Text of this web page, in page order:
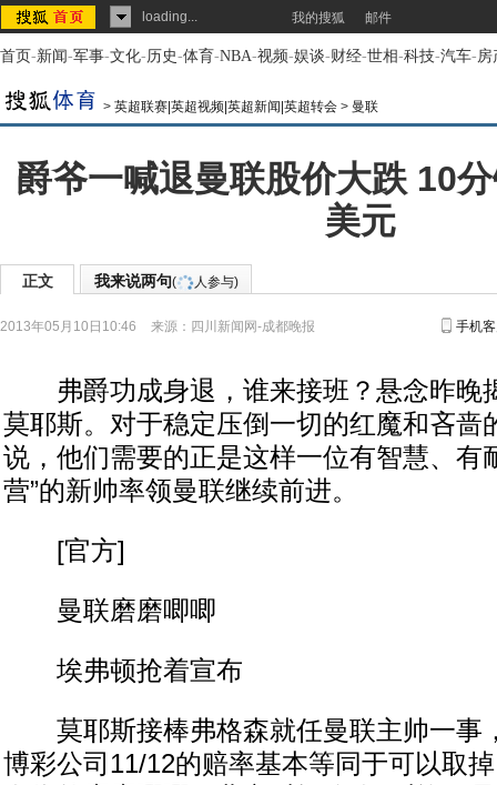
loading... 我的搜狐 邮件
首页-新闻-军事-文化-历史-体育-NBA-视频-娱谈-财经-世相-科技-汽车-房
> 英超联赛|英超视频|英超新闻|英超转会 > 曼联
爵爷一喊退曼联股价大跌 10
美元
正文 我来说两句( 人参与)
2013年05月10日10:46 来源： 四川新闻网-成都晚报 手机
弗爵功成身退，谁来接班？悬念昨晚
莫耶斯。对于稳定压倒一切的红魔和吝啬
说，他们需要的正是这样一位有智慧、有
营”的新帅率领曼联继续前进。
[官方]
曼联磨磨唧唧
埃弗顿抢着宣布
莫耶斯接棒弗格森就任曼联主帅一事
博彩公司11/12的赔率基本等同于可以取